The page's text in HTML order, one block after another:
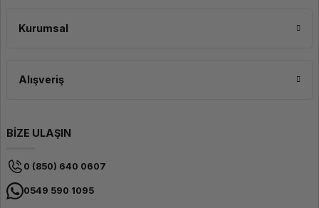
Kurumsal
Alışveriş
BİZE ULAŞIN
0 (850) 640 0607
0549 590 1095